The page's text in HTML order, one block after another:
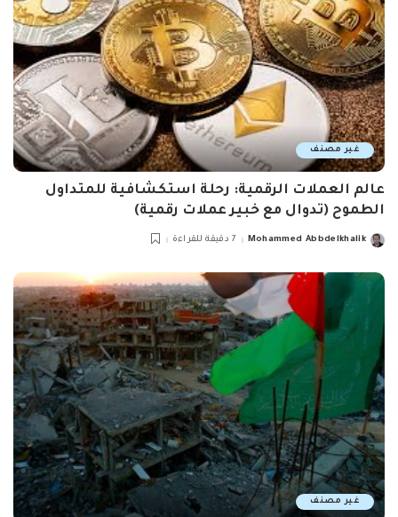
غير مصنف
عالم العملات الرقمية: رحلة استكشافية للمتداول
الطموح (تدوال مع خبير عملات رقمية)
Posted
Mohammed Abbdelkhalik 7 دقيقة للقراءة
غير مصنف